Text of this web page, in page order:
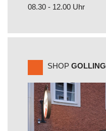
08.30 - 12.00 Uhr
SHOP GOLLING